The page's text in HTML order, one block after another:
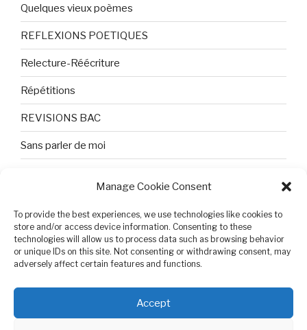
Manage Cookie Consent
To provide the best experiences, we use technologies like cookies to
store and/or access device information. Consenting to these
technologies will allow us to process data such as browsing behavior
or unique IDs on this site. Not consenting or withdrawing consent, may
adversely affect certain features and functions.
Accept
Quelques vieux poèmes
REFLEXIONS POETIQUES
Relecture-Réécriture
Répétitions
REVISIONS BAC
Sans parler de moi
Tristesse et attente
Variable complexe